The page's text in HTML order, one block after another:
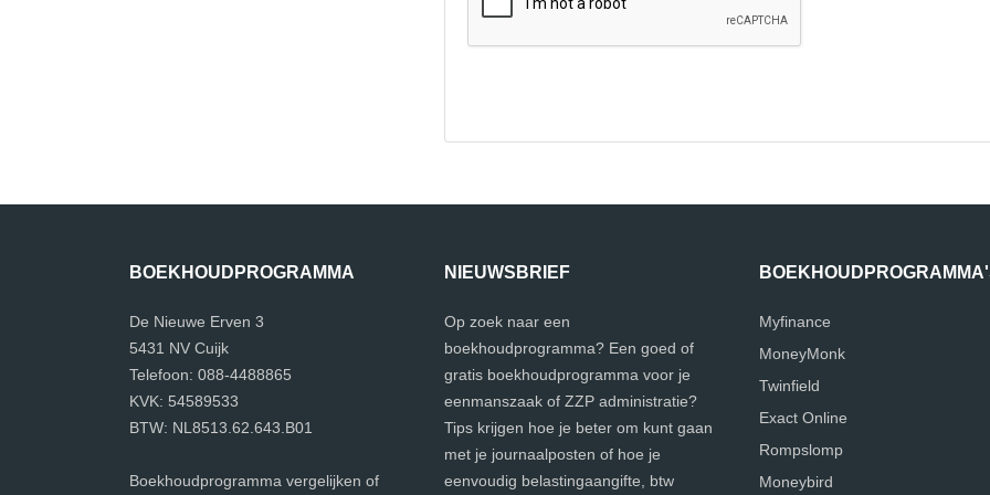
BOEKHOUDPROGRAMMA
De Nieuwe Erven 3
5431 NV Cuijk
Telefoon: 088-4488865
KVK: 54589533
BTW: NL8513.62.643.B01
Boekhoudprogramma vergelijken of
NIEUWSBRIEF
Op zoek naar een
boekhoudprogramma? Een goed of
gratis boekhoudprogramma voor je
eenmanszaak of ZZP administratie?
Tips krijgen hoe je beter om kunt gaan
met je journaalposten of hoe je
eenvoudig belastingaangifte, btw
Myfinance
MoneyMonk
Twinfield
Exact Online
Rompslomp
Moneybird